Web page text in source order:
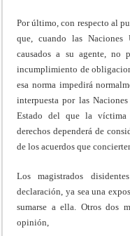
Por último, con respecto al
que, cuando las Naciones
causados a su agente, no
incumplimiento de
esa norma impedirá
interpuesta por las
Estado del que la víctima
derechos dependerá de
de los acuerdos que
Los magistrados
declaración, ya sea una
sumarse a ella. Otros dos
opinión,